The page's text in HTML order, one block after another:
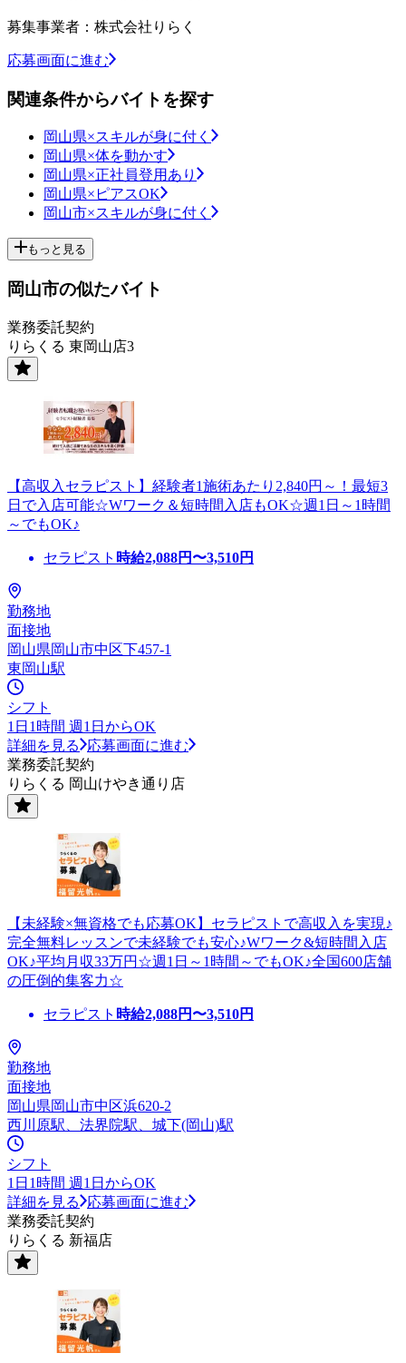
募集事業者：株式会社りらく
応募画面に進む
関連条件からバイトを探す
岡山県×スキルが身に付く
岡山県×体を動かす
岡山県×正社員登用あり
岡山県×ピアスOK
岡山市×スキルが身に付く
もっと見る
岡山市の似たバイト
業務委託契約
りらくる 東岡山店3
【高収入セラピスト】経験者1施術あたり2,840円～！最短3
日で入店可能☆Wワーク＆短時間入店もOK☆週1日～1時間
～でもOK♪
セラピスト 時給2,088円〜3,510円
勤務地
面接地
岡山県岡山市中区下457-1
東岡山駅
シフト
1日1時間 週1日からOK
詳細を見る
応募画面に進む
業務委託契約
りらくる 岡山けやき通り店
【未経験×無資格でも応募OK】セラピストで高収入を実現♪
完全無料レッスンで未経験でも安心♪Wワーク&短時間入店
OK♪平均月収33万円☆週1日～1時間～でもOK♪全国600店舗
の圧倒的集客力☆
セラピスト 時給2,088円〜3,510円
勤務地
面接地
岡山県岡山市中区浜620-2
西川原駅、法界院駅、城下(岡山)駅
シフト
1日1時間 週1日からOK
詳細を見る
応募画面に進む
業務委託契約
りらくる 新福店